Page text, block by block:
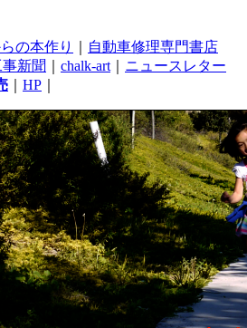
の本作り
自動車修理専門書店
新聞 chalk-art
ニュースレター
HP